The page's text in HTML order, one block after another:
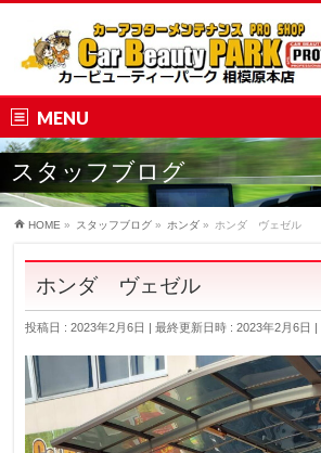
MENU
スタッフブログ
HOME » スタッフブログ » ホンダ » ホンダ ヴェゼル
ホンダ ヴェゼル
投稿日 : 2023年2月6日 最終更新日時 : 2023年2月6日